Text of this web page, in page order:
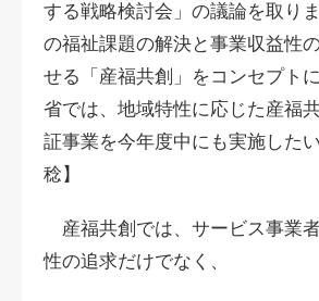
する戦略検討会」の議論を取り
の福祉課題の解決と事業収益性
せる「産福共創」をコンセプト
省では、地域特性に応じた産福
証事業を今年度中にも実施した
稔】
産福共創では、サービス事業
性の追求だけでなく、